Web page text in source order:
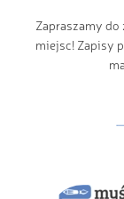
Zapraszamy
miejsc! Zapisy